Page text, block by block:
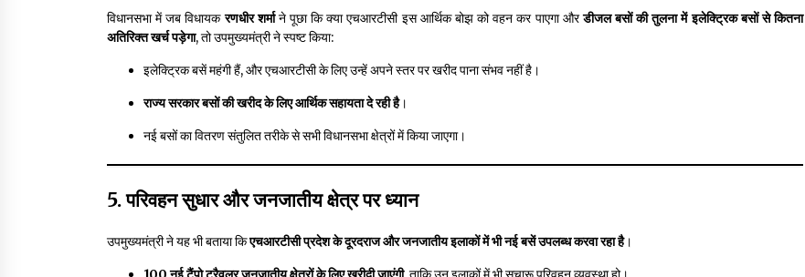
विधानसभा में जब विधायकरणधीर शर्माने पूछा कि क्या एचआरटीसी इस आर्थिक बोझ को वहन कर पाएगा औरडीजल बसों की तुलना में इलेक्ट्रिक बसों से कितना
अतिरिक्त खर्च पड़ेगा, तो उपमुख्यमंत्री ने स्पष्ट किया:
इलेक्ट्रिक बसें महंगी हैं, और एचआरटीसी के लिए उन्हें अपने स्तर पर खरीद पाना संभव नहीं है।
राज्य सरकार बसों की खरीद के लिए आर्थिक सहायता दे रही है।
नई बसों का वितरण संतुलित तरीके से सभी विधानसभा क्षेत्रों में किया जाएगा।
5. परिवहन सुधार और जनजातीय क्षेत्र पर ध्यान
उपमुख्यमंत्री ने यह भी बताया किएचआरटीसी प्रदेश के दूरदराज और जनजातीय इलाकों में भी नई बसें उपलब्ध करवा रहा है।